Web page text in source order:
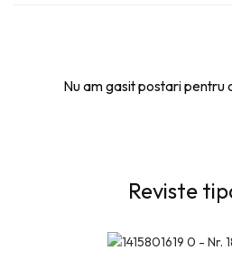
Nu am gasit postari pentru
Reviste